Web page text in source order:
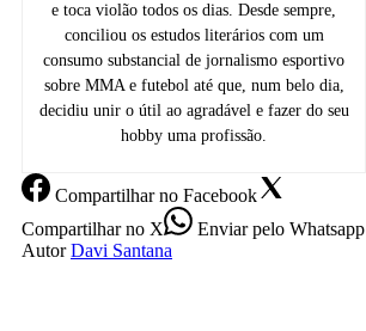
e toca violão todos os dias. Desde sempre,
conciliou os estudos literários com um
consumo substancial de jornalismo esportivo
sobre MMA e futebol até que, num belo dia,
decidiu unir o útil ao agradável e fazer do seu
hobby uma profissão.
Compartilharno Facebook
Compartilharno X Enviarpelo Whatsapp
Autor Davi Santana